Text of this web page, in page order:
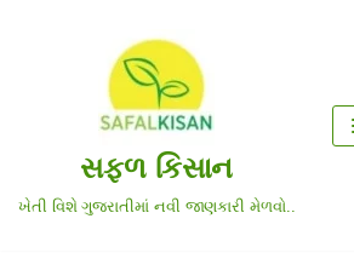
સફળ કિસાન
ખેતી વિશે ગુજરાતીમાં નવી જાણકારી મેળવો..